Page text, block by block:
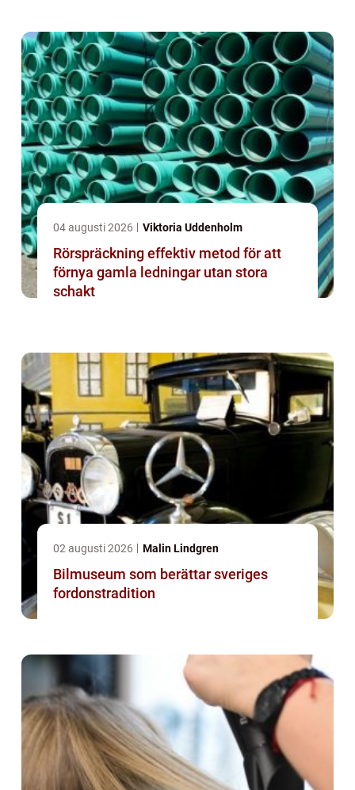
04 augusti 2026 Viktoria Uddenholm
Rörspräckning effektiv metod för att
förnya gamla ledningar utan stora
schakt
02 augusti 2026 Malin Lindgren
Bilmuseum som berättar sveriges
fordonstradition